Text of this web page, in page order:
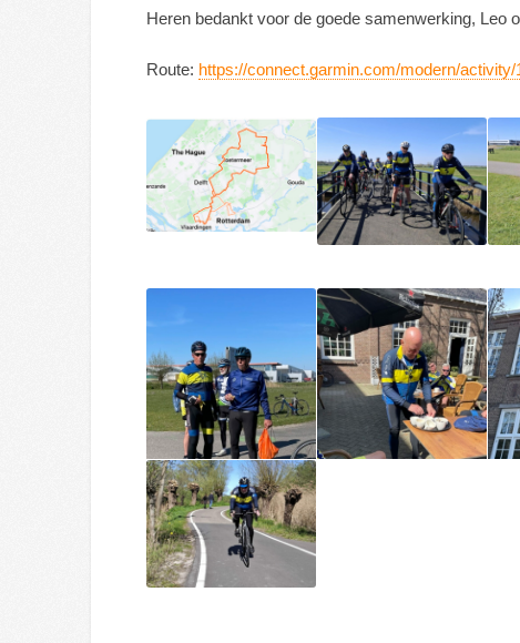
Heren bedankt voor de goede samenwerking, Leo
Route: https://connect.garmin.com/modern/activity/